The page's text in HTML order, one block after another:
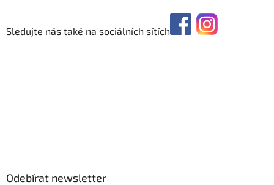
Sledujte nás také na sociálních sítích
Odebírat newsletter